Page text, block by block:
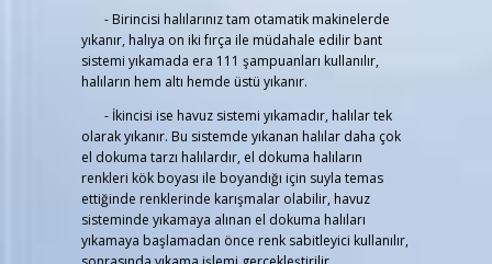
- Birincisi halılarınız tam otamatik makinelerde
yıkanır, halıya on iki fırça ile müdahale edilir bant
sistemi yıkamada era 111 şampuanları kullanılır,
halıların hem altı hemde üstü yıkanır.
- İkincisi ise havuz sistemi yıkamadır, halılar tek
olarak yıkanır. Bu sistemde yıkanan halılar daha çok
el dokuma tarzı halılardır, el dokuma halıların
renkleri kök boyası ile boyandığı için suyla temas
ettiğinde renklerinde karışmalar olabilir, havuz
sisteminde yıkamaya alınan el dokuma halıları
yıkamaya başlamadan önce renk sabitleyici kullanılır,